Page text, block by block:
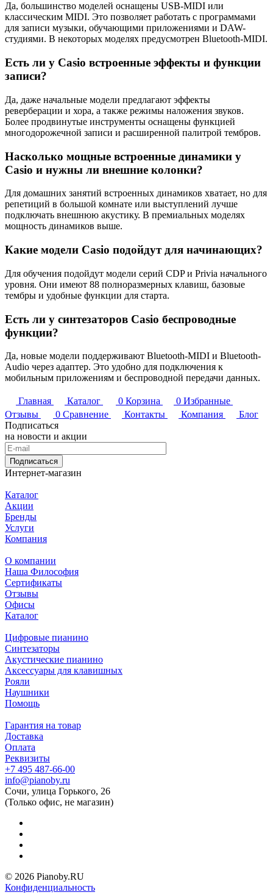
Да, большинство моделей оснащены USB-MIDI или
классическим MIDI. Это позволяет работать с программами
для записи музыки, обучающими приложениями и DAW-
студиями. В некоторых моделях предусмотрен Bluetooth-MIDI.
Есть ли у Casio встроенные эффекты и функции
записи?
Да, даже начальные модели предлагают эффекты
реверберации и хора, а также режимы наложения звуков.
Более продвинутые инструменты оснащены функцией
многодорожечной записи и расширенной палитрой тембров.
Насколько мощные встроенные динамики у
Casio и нужны ли внешние колонки?
Для домашних занятий встроенных динамиков хватает, но для
репетиций в большой комнате или выступлений лучше
подключать внешнюю акустику. В премиальных моделях
мощность динамиков выше.
Какие модели Casio подойдут для начинающих?
Для обучения подойдут модели серий CDP и Privia начального
уровня. Они имеют 88 полноразмерных клавиш, базовые
тембры и удобные функции для старта.
Есть ли у синтезаторов Casio беспроводные
функции?
Да, новые модели поддерживают Bluetooth-MIDI и Bluetooth-
Audio через адаптер. Это удобно для подключения к
мобильным приложениям и беспроводной передачи данных.
Главная Каталог 0 Корзина 0 Избранные
Отзывы
0 Сравнение Контакты Компания
Блог
Подписаться
на новости и акции
Подписаться
Интернет-магазин
Каталог
Акции
Бренды
Услуги
Компания
О компании
Наша Философия
Сертификаты
Отзывы
Офисы
Каталог
Цифровые пианино
Синтезаторы
Акустические пианино
Аксессуары для клавишных
Рояли
Наушники
Помощь
Гарантия на товар
Доставка
Оплата
Реквизиты
+7 495 487-66-00
info@pianoby.ru
Сочи, улица Горького, 26
(Только офис, не магазин)
© 2026 Pianoby.RU
Конфиденциальность